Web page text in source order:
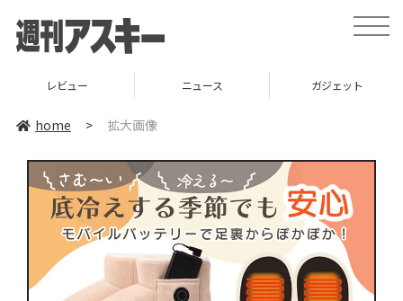
toggle
レビュー ニュース ガジェット
home > 拡大画像